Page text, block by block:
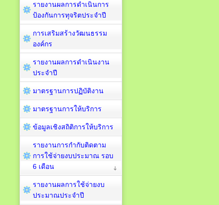
รายงานผลการดำเนินการ
ป้องกันการทุจริตประจำปี
การเสริมสร้างวัฒนธรรม
องค์กร
รายงานผลการดำเนินงาน
ประจำปี
มาตรฐานการปฏิบัติงาน
มาตรฐานการให้บริการ
ข้อมูลเชิงสถิติการให้บริการ
รายงานการกำกับติดตาม
การใช้จ่ายงบประมาณ รอบ
6 เดือน
รายงานผลการใช้จ่ายงบ
ประมาณประจำปี